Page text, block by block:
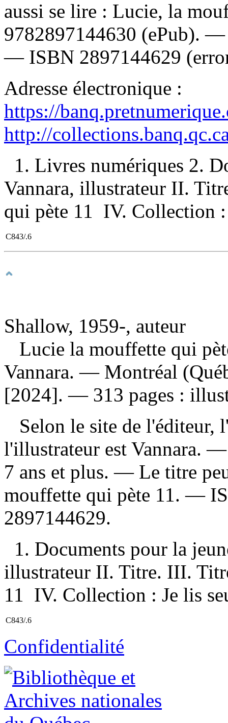
aussi se lire : Lucie, la
9782897144630 (ePub).
— ISBN 2897144629
Adresse électronique :
https://
http://
1. Livres numériques 2.
Vannara, illustrateur II.
qui pète 11 IV. Collection :
C843/.6
Shallow, 1959-, auteur
Lucie la mouffette qui
Vannara. — Montréal
[2024]. — 313 pages :
Selon le site de l'éditeur,
l'illustrateur est Vannara.
7 ans et plus. — Le titre
mouffette qui pète 11. —
2897144629.
1. Documents pour la
illustrateur II. Titre. III.
11 IV. Collection : Je lis
C843/.6
Confidentialité